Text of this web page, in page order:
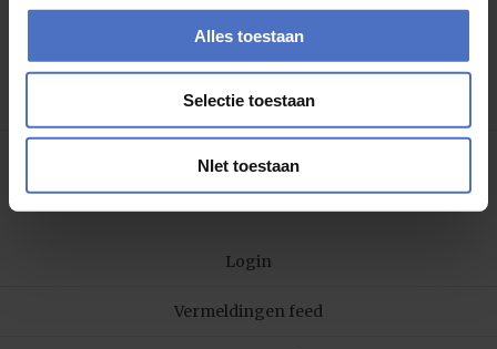
Alles toestaan
Selectie toestaan
NIet toestaan
Categorieën
Geen categorieën
Meta
Login
Vermeldingen feed